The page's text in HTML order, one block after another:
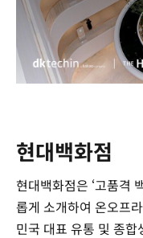
현대백화점
현대백화점은 ‘고품격
롭게 소개하여 온오프
민국 대표 유통 및 종